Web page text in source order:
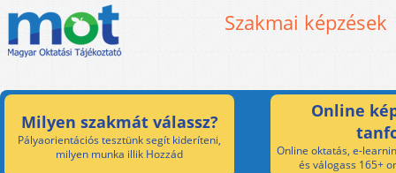
Szakmai képzések
Milyen szakmát válassz?
Pályaorientációs tesztünk segít kideríteni,
milyen munka illik Hozzád
Online
Online oktatás, e-
és válogass 165+